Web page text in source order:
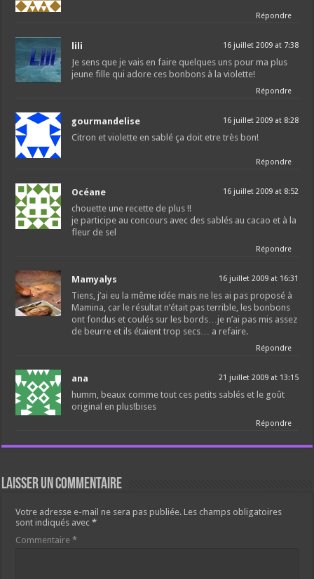
Répondre
lili 16 juillet 2009 at 7:38
Je sens que je vais en faire quelques uns pour ma plus
jeune fille qui adore ces bonbons à la violette!
Répondre
gourmandelise 16 juillet 2009 at 8:28
Citron et violette en sablé ça doit etre très bon!
Répondre
Océane 16 juillet 2009 at 8:52
chouette une recette de plus !!
je participe au concours avec des sablés au cacao et à la
fleur de sel
Répondre
Mamyalys 16 juillet 2009 at 16:31
Tiens, j’ai eu la même idée mais ne les ai pas proposé à
Mamina, car le résultat n’était pas terrible, les bonbons
ont fondus et coulés sur les bords…je n’ai pas mis assez
de beurre et ils étaient trop secs… a refaire.
Répondre
ana 21 juillet 2009 at 13:15
humm, beaux comme tout ces petits sablés et le goût
original en plus!bises
Répondre
Laisser un commentaire
Votre adresse e-mail ne sera pas publiée. Les champs obligatoires
sont indiqués avec*
Commentaire*